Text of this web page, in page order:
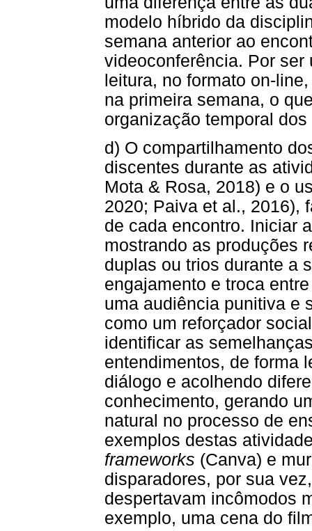
modelo híbrido da
semana anterior ao
videoconferência. Por
leitura, no formato on-
na primeira semana, o
organização temporal
d) O compartilhamento
discentes durante as
Mota & Rosa, 2018) e o
2020; Paiva et al., 2016),
de cada encontro. Iniciar
mostrando as produções
duplas ou trios durante a
engajamento e troca
uma audiência punitiva e
como um reforçador
identificar as
entendimentos, de forma
diálogo e acolhendo
conhecimento, gerando
natural no processo de
exemplos destas
frameworks (Canva) e
disparadores, por sua
despertavam incômodos
exemplo, uma cena do